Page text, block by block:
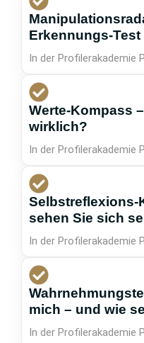
Erkennungs-Test
In der Profilerakademie
Werte-Kompass
wirklich?
In der Profilerakademie
Selbstreflexions-
sehen Sie sich
In der Profilerakademie
mich – und wie
In der Profilerakademie